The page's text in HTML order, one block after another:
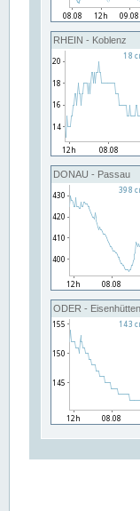
RHEIN - Koblenz
DONAU - Passau
ODER -